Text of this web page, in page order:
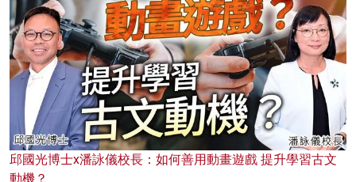
邱國光博士x潘詠儀校長：如何善用動畫遊戲 提升學習古文
動機？